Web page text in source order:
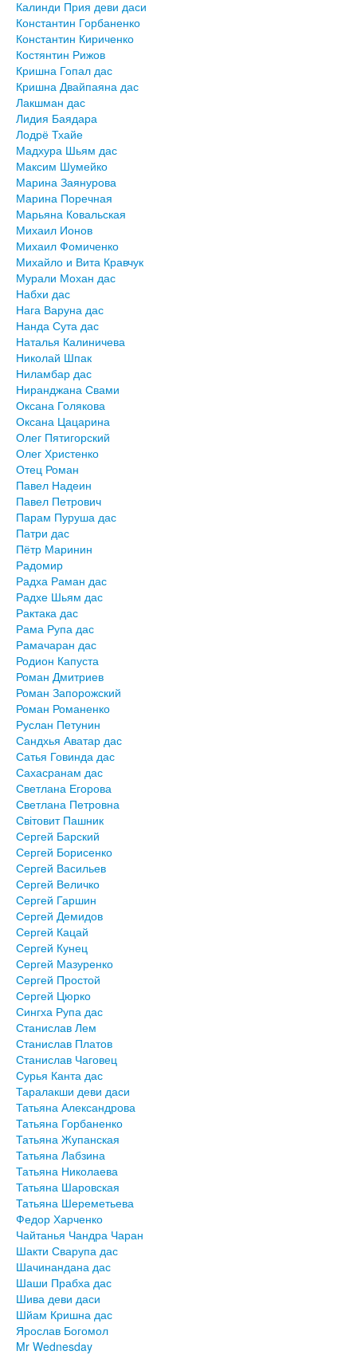
Калинди Прия деви даси
Константин Горбаненко
Константин Кириченко
Костянтин Рижов
Кришна Гопал дас
Кришна Двайпаяна дас
Лакшман дас
Лидия Баядара
Лодрё Тхайе
Мадхура Шьям дас
Максим Шумейко
Марина Заянурова
Марина Поречная
Марьяна Ковальская
Михаил Ионов
Михаил Фомиченко
Михайло и Вита Кравчук
Мурали Мохан дас
Набхи дас
Нага Варуна дас
Нанда Сута дас
Наталья Калиничева
Николай Шпак
Ниламбар дас
Ниранджана Свами
Оксана Голякова
Оксана Цацарина
Олег Пятигорский
Олег Христенко
Отец Роман
Павел Надеин
Павел Петрович
Парам Пуруша дас
Патри дас
Пётр Маринин
Радомир
Радха Раман дас
Радхе Шьям дас
Рактака дас
Рама Рупа дас
Рамачаран дас
Родион Капуста
Роман Дмитриев
Роман Запорожский
Роман Романенко
Руслан Петунин
Сандхья Аватар дас
Сатья Говинда дас
Сахасранам дас
Светлана Егорова
Светлана Петровна
Світовит Пашник
Сергей Барский
Сергей Борисенко
Сергей Васильев
Сергей Величко
Сергей Гаршин
Сергей Демидов
Сергей Кацай
Сергей Кунец
Сергей Мазуренко
Сергей Простой
Сергей Цюрко
Сингха Рупа дас
Станислав Лем
Станислав Платов
Станислав Чаговец
Сурья Канта дас
Таралакши деви даси
Татьяна Александрова
Татьяна Горбаненко
Татьяна Жупанская
Татьяна Лабзина
Татьяна Николаева
Татьяна Шаровская
Татьяна Шереметьева
Федор Харченко
Чайтанья Чандра Чаран
Шакти Сварупа дас
Шачинандана дас
Шаши Прабха дас
Шива деви даси
Шйам Кришна дас
Ярослав Богомол
Mr Wednesday